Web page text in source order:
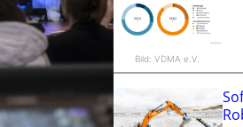
Bild: VDMA e.V.